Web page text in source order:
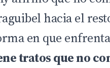
hacia el
en que
tratos que no